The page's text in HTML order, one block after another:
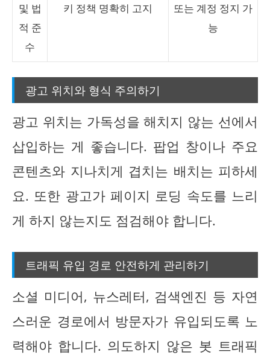
및 법
적 준
수
키 정책 명확히 고지
또는 계정 정지 가
능
광고 위치와 형식 주의하기
광고 위치는 가독성을 해치지 않는 선에서
삽입하는 게 좋습니다. 팝업 창이나 주요
콘텐츠와 지나치게 겹치는 배치는 피하세
요. 또한 광고가 페이지 로딩 속도를 느리
게 하지 않는지도 점검해야 합니다.
트래픽 유입 경로 안전하게 관리하기
소셜 미디어, 뉴스레터, 검색엔진 등 자연
스러운 경로에서 방문자가 유입되도록 노
력해야 합니다. 의도하지 않은 봇 트래픽